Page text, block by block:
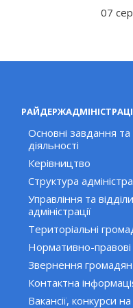
07
Основні завдання
діяльності
Керівництво
Структура
Управління та
адміністрації
Територіальні
Нормативно-
Звернення громадян
Контактна
Вакансії, конкурси